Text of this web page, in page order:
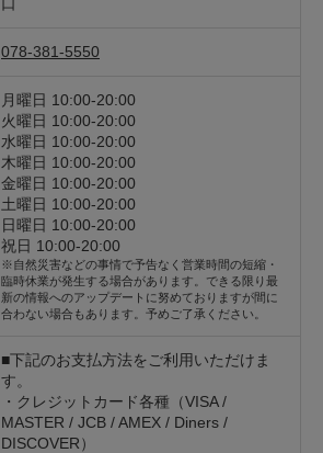
078-381-5550
月曜日 10:00-20:00
火曜日 10:00-20:00
水曜日 10:00-20:00
木曜日 10:00-20:00
金曜日 10:00-20:00
土曜日 10:00-20:00
日曜日 10:00-20:00
祝日 10:00-20:00
※自然災害などの事情で予告なく営業時間の短縮・
臨時休業が発生する場合があります。できる限り最
新の情報へのアップデートに努めておりますが間に
合わない場合もあります。予めご了承ください。
■下記のお支払方法をご利用いただけま
す。
・クレジットカード各種（VISA /
MASTER / JCB / AMEX / Diners /
DISCOVER）